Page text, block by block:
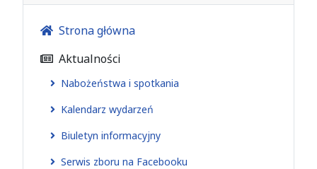
Strona główna
Aktualności
Nabożeństwa i spotkania
Kalendarz wydarzeń
Biuletyn informacyjny
Serwis zboru na Facebooku